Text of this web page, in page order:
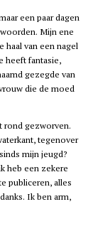
een paar dagen
Mijn ene
haal van een nagel
heeft fantasie,
gezegde van
die de moed
rond gezworven.
tegenover
mijn jeugd?
heb een zekere
publiceren, alles
Ik ben arm,